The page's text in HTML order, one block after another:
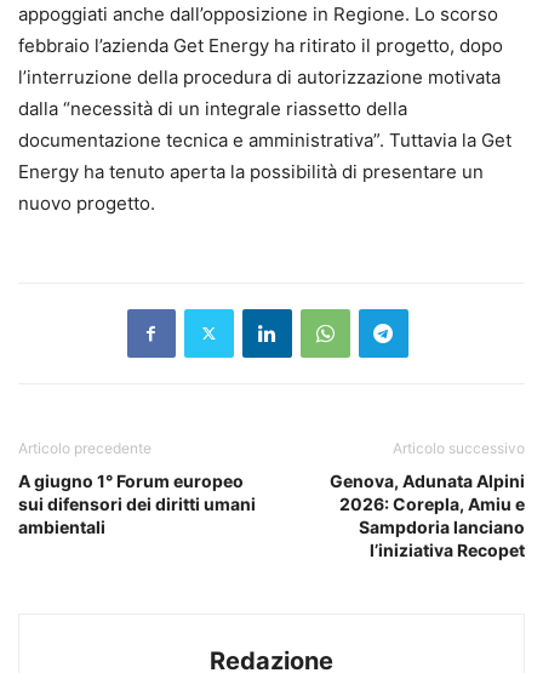
appoggiati anche dall’opposizione in Regione. Lo scorso
febbraio l’azienda Get Energy ha ritirato il progetto, dopo
l’interruzione della procedura di autorizzazione motivata
dalla “necessità di un integrale riassetto della
documentazione tecnica e amministrativa”. Tuttavia la Get
Energy ha tenuto aperta la possibilità di presentare un
nuovo progetto.
Articolo precedente
A giugno 1° Forum europeo
sui difensori dei diritti umani
ambientali
Articolo successivo
Genova, Adunata Alpini
2026: Corepla, Amiu e
Sampdoria lanciano
l’iniziativa Recopet
Redazione